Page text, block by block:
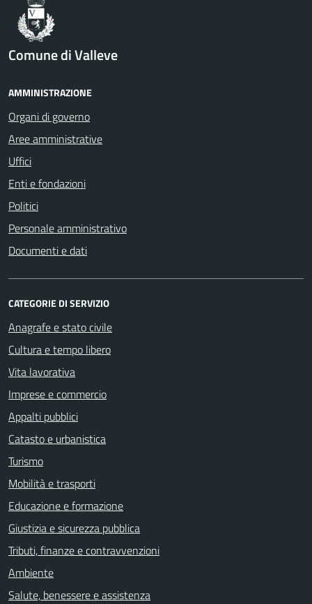
Comune di Valleve
AMMINISTRAZIONE
Organi di governo
Aree amministrative
Uffici
Enti e fondazioni
Politici
Personale amministrativo
Documenti e dati
CATEGORIE DI SERVIZIO
Anagrafe e stato civile
Cultura e tempo libero
Vita lavorativa
Imprese e commercio
Appalti pubblici
Catasto e urbanistica
Turismo
Mobilità e trasporti
Educazione e formazione
Giustizia e sicurezza pubblica
Tributi, finanze e contravvenzioni
Ambiente
Salute, benessere e assistenza